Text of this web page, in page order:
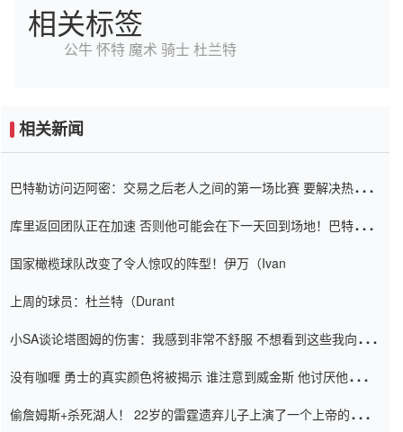
相关标签
公牛 怀特 魔术 骑士 杜兰特
相关新闻
巴特勒访问迈阿密：交易之后老人之间的第一场比赛 要解决热情的
库里返回团队正在加速 否则他可能会在下一天回到场地！巴特勒迈
国家橄榄球队改变了令人惊叹的阵型！伊万（Ivan
上周的球员：杜兰特（Durant
小SA谈论塔图姆的伤害：我感到非常不舒服 不想看到这些我向他
没有咖喱 勇士的真实颜色将被揭示 谁注意到威金斯 他讨厌他的老
偷詹姆斯+杀死湖人！ 22岁的雷霆遗弃儿子上演了一个上帝的剧